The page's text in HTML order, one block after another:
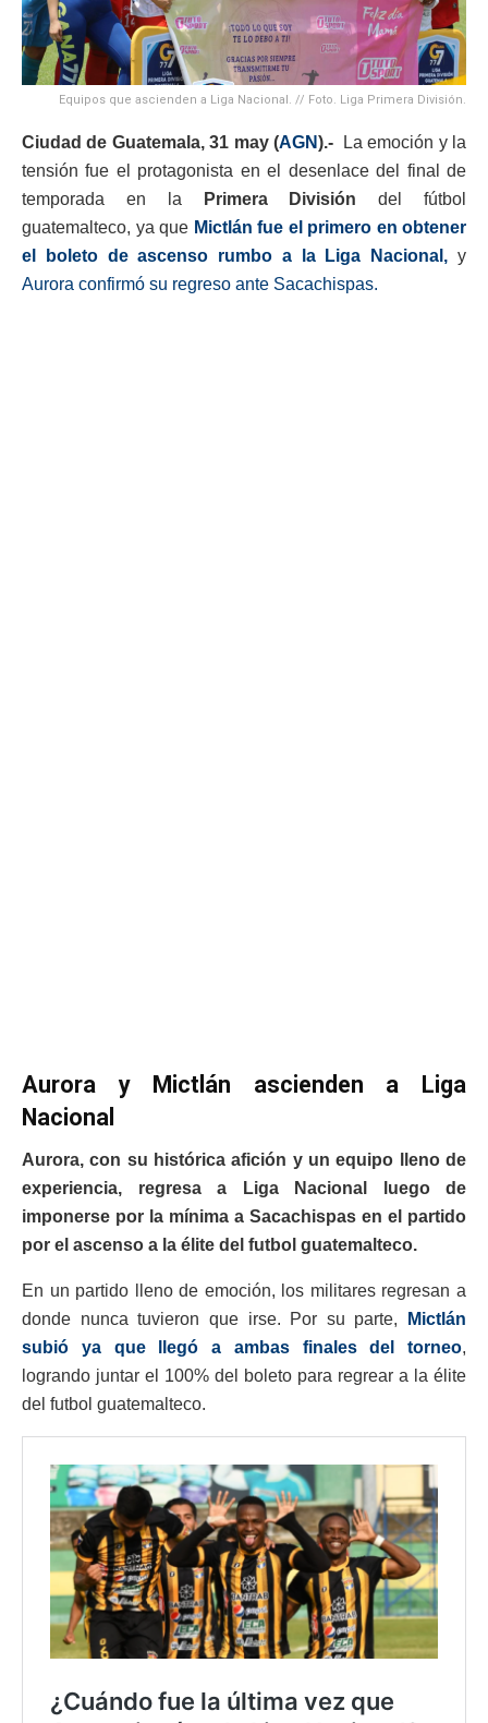
Equipos que ascienden a Liga Nacional. // Foto. Liga Primera División.
Ciudad de Guatemala, 31 may (AGN).-
La emoción y la
tensión fue el protagonista en el desenlace del final de
temporada en la
Primera División del fútbol
guatemalteco, ya que Mictlán fue el primero en obtener
el boleto de ascenso rumbo a la Liga Nacional, y
Aurora confirmó su regreso ante Sacachispas.
Aurora y Mictlán ascienden a Liga
Nacional
Aurora, con su histórica afición y un equipo lleno de
experiencia, regresa a Liga Nacional luego de
imponerse por la mínima a Sacachispas en el partido
por el ascenso a la élite del futbol guatemalteco.
En un partido lleno de emoción, los militares regresan a
donde nunca tuvieron que irse. Por su parte,
Mictlán
subió ya que llegó a ambas finales del torneo,
logrando juntar el 100% del boleto para regrear a la élite
del futbol guatemalteco.